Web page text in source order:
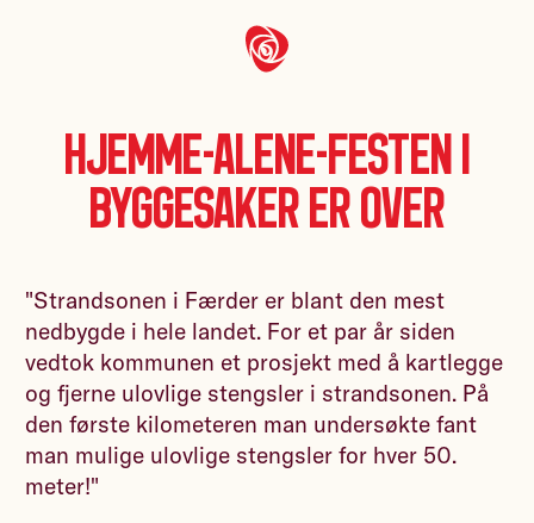
Hjemme-alene-festen i
byggesaker er over
"Strandsonen i Færder er blant den mest
nedbygde i hele landet. For et par år siden
vedtok kommunen et prosjekt med å kartlegge
og fjerne ulovlige stengsler i strandsonen. På
den første kilometeren man undersøkte fant
man mulige ulovlige stengsler for hver 50.
meter!"